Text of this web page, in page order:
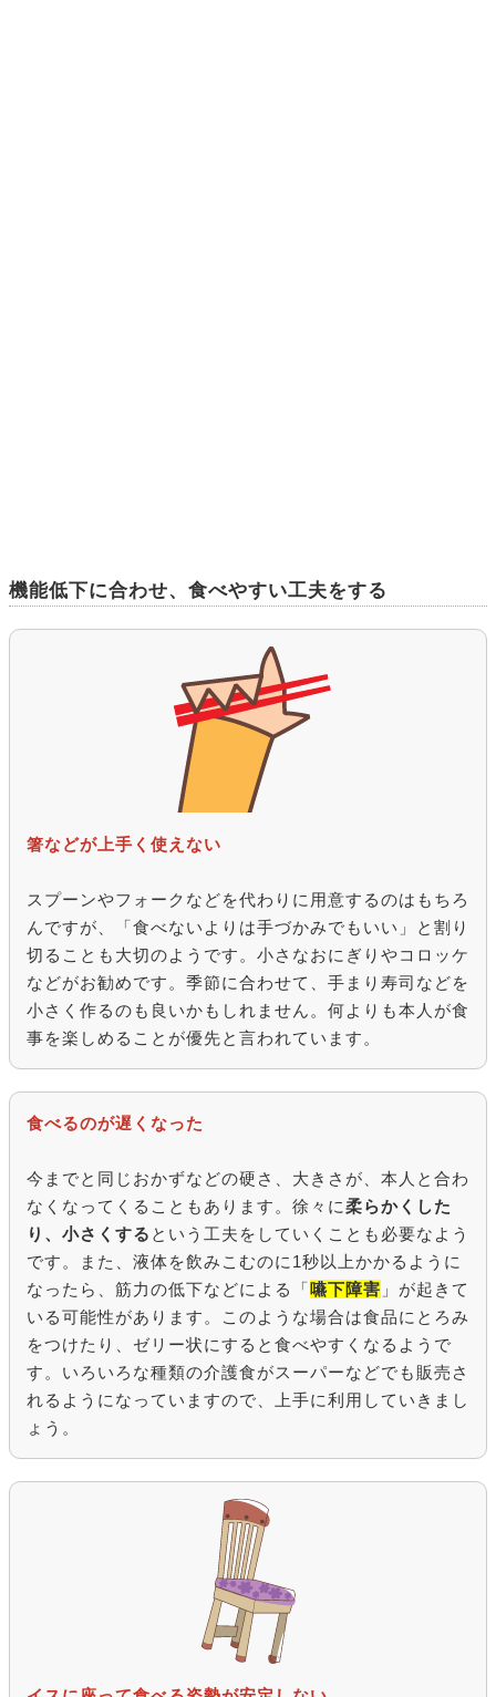
機能低下に合わせ、食べやすい工夫をする
箸などが上手く使えない
スプーンやフォークなどを代わりに用意するのはもちろ
んですが、「食べないよりは手づかみでもいい」と割り
切ることも大切のようです。小さなおにぎりやコロッケ
などがお勧めです。季節に合わせて、手まり寿司などを
小さく作るのも良いかもしれません。何よりも本人が食
事を楽しめることが優先と言われています。
食べるのが遅くなった
今までと同じおかずなどの硬さ、大きさが、本人と合わ
なくなってくることもあります。徐々に柔らかくした
り、小さくする という工夫をしていくことも必要なよう
です。また、液体を飲みこむのに1秒以上かかるように
なったら、筋力の低下などによる「嚥下障害 」が起きて
いる可能性があります。このような場合は食品にとろみ
をつけたり、ゼリー状にすると食べやすくなるようで
す。いろいろな種類の介護食がスーパーなどでも販売さ
れるようになっていますので、上手に利用していきまし
ょう。